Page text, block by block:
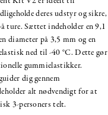
deres udstyr og sikre,
ture. Sættet indeholder en 9,1
diameter på 3,5 mm og en
ned til -40 °C. Dette gør
gummielastikker.
dig gennem
alt nødvendigt for at
3-personers telt.